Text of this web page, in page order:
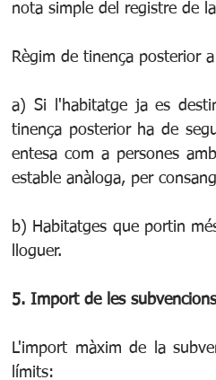
nota simple del registre de
Règim de tinença posterior
a) Si l'habitatge ja es
tinença posterior ha de
entesa com a persones
estable anàloga, per
b) Habitatges que portin
lloguer.
5. Import de les
L'import màxim de la
límits: